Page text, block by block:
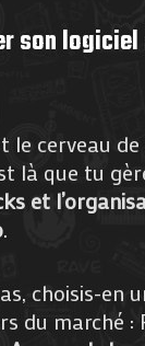
son
le cerveau
là que tu
et
.
choisis-en
du marché :